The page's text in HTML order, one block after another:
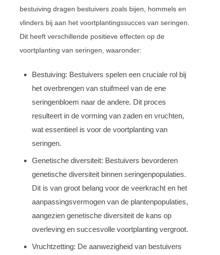
bestuiving dragen bestuivers zoals bijen, hommels en
vlinders bij aan het voortplantingssucces van seringen.
Dit heeft verschillende positieve effecten op de
voortplanting van seringen, waaronder:
Bestuiving: Bestuivers spelen een cruciale rol bij
het overbrengen van stuifmeel van de ene
seringenbloem naar de andere. Dit proces
resulteert in de vorming van zaden en vruchten,
wat essentieel is voor de voortplanting van
seringen.
Genetische diversiteit: Bestuivers bevorderen
genetische diversiteit binnen seringenpopulaties.
Dit is van groot belang voor de veerkracht en het
aanpassingsvermogen van de plantenpopulaties,
aangezien genetische diversiteit de kans op
overleving en succesvolle voortplanting vergroot.
Vruchtzetting: De aanwezigheid van bestuivers